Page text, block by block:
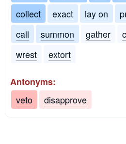
collect
exact lay on
call
summon gather
wrest
extort
Antonyms:
veto
disapprove